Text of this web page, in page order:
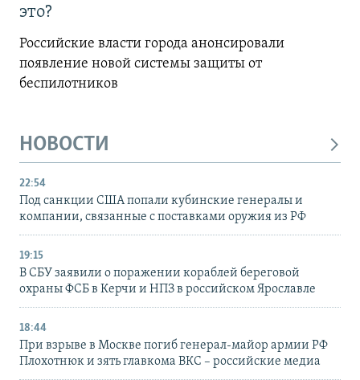
это?
Российские власти города анонсировали
появление новой системы защиты от
беспилотников
НОВОСТИ
22:54
Под санкции США попали кубинские генералы и
компании, связанные с поставками оружия из РФ
19:15
В СБУ заявили о поражении кораблей береговой
охраны ФСБ в Керчи и НПЗ в российском Ярославле
18:44
При взрыве в Москве погиб генерал-майор армии РФ
Плохотнюк и зять главкома ВКС – российские медиа